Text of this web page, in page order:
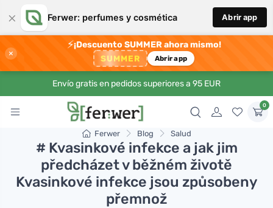
× Ferwer: perfumes y cosmética Abrir app
×
⚡¡Descuento SUMMER ahora mismo!
SUMMER Abrir app
Envío gratis en pedidos superiores a 95 EUR
0
Ferwer Blog Salud
# Kvasinkové infekce a jak jim
předcházet v běžném životě
Kvasinkové infekce jsou způsobeny
přemnož